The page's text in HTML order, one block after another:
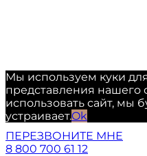
Мы используем куки
представления нашего
использовать сайт, мы
устраивает.Ok
ПЕРЕЗВОНИТЕ МНЕ
8 800 700 61 12